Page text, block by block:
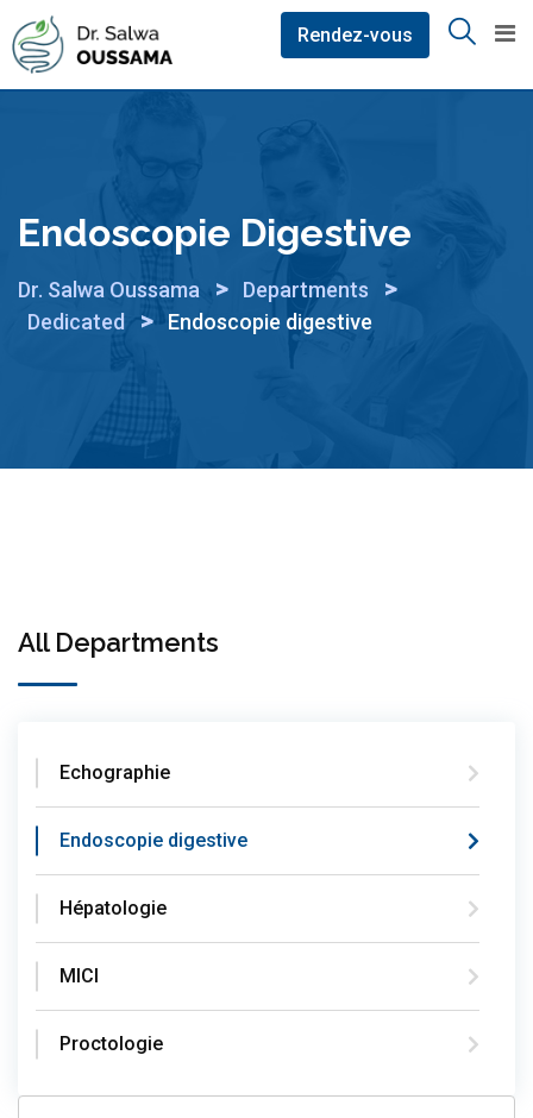
to
content
Rendez-vous
Endoscopie Digestive
Dr. Salwa Oussama > Departments >
Dedicated > Endoscopie digestive
All Departments
Echographie
Endoscopie digestive
Hépatologie
MICI
Proctologie